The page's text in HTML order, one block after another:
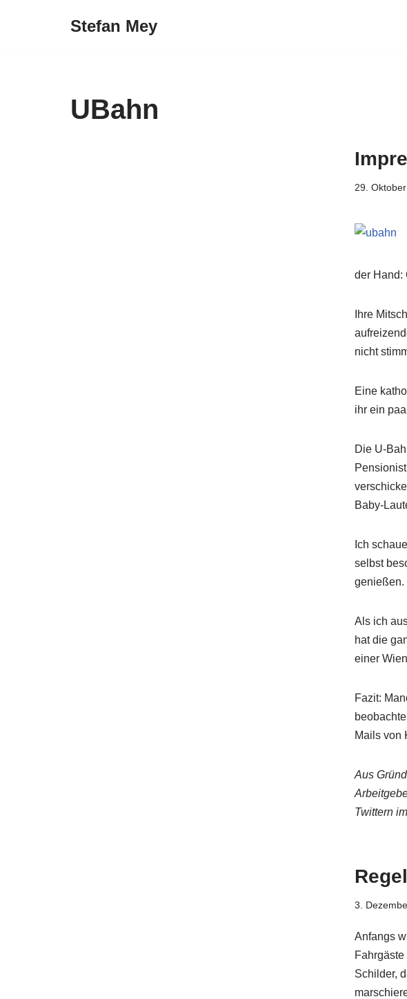
Stefan Mey
UBahn
29.
der Hand:
Ihre
nicht
Eine
ihr ein
Die U-
Baby-
Ich
selbst
genießen.
Als ich
hat die
einer
Fazit:
Mails von
Aus
Twittern
3.
Anfangs
Schilder,